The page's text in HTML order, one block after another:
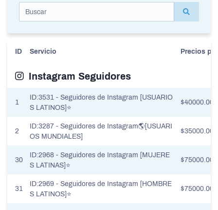
ID Servicio Precios
Instagram Seguidores
1
ID:3531 - Seguidores de Instagram [USUARIO
S LATINOS]⭐
$40000.00
2
ID:3287 - Seguidores de Instagram🌎[USUARI
OS MUNDIALES]
$35000.00
30
ID:2968 - Seguidores de Instagram [MUJERE
S LATINAS]⭐
$75000.00
31
ID:2969 - Seguidores de Instagram [HOMBRE
S LATINOS]⭐
$75000.00